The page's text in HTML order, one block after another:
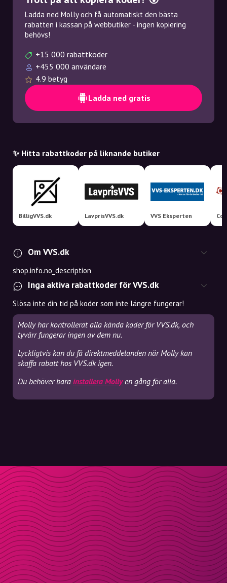
Ladda ned Molly och få automatiskt den bästa
rabatten i kassan på webbutiker - ingen kopiering
behövs!
+15 000 rabattkoder
+455 000 användare
4.9 betyg
Ladda ned gratis
✨ Hitta rabattkoder på liknande butiker
BilligVVS.dk LavprisVVS.dk VVS Eksperten
Om VVS.dk
shop.info.no_description
Inga aktiva rabattkoder för VVS.dk
Slösa inte din tid på koder som inte längre fungerar!
Molly har kontrollerat alla kända koder för VVS.dk, och
tyvärr fungerar ingen av dem nu.
Lyckligtvis kan du få direktmeddelanden när Molly kan
skaffa rabatt hos VVS.dk igen.
Du behöver bara installera Mollyen gång för alla.